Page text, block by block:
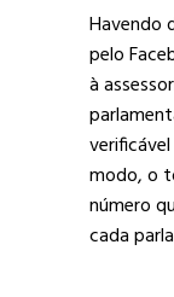
Havendo
pelo
à
modo, o
número
cada